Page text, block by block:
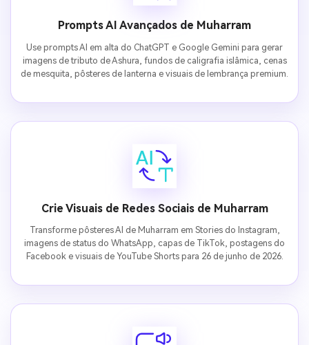
Prompts AI Avançados de Muharram
Use prompts AI em alta do ChatGPT e Google Gemini para gerar
imagens de tributo de Ashura, fundos de caligrafia islâmica, cenas
de mesquita, pôsteres de lanterna e visuais de lembrança premium.
Crie Visuais de Redes Sociais de Muharram
Transforme pôsteres AI de Muharram em Stories do Instagram,
imagens de status do WhatsApp, capas de TikTok, postagens do
Facebook e visuais de YouTube Shorts para 26 de junho de 2026.